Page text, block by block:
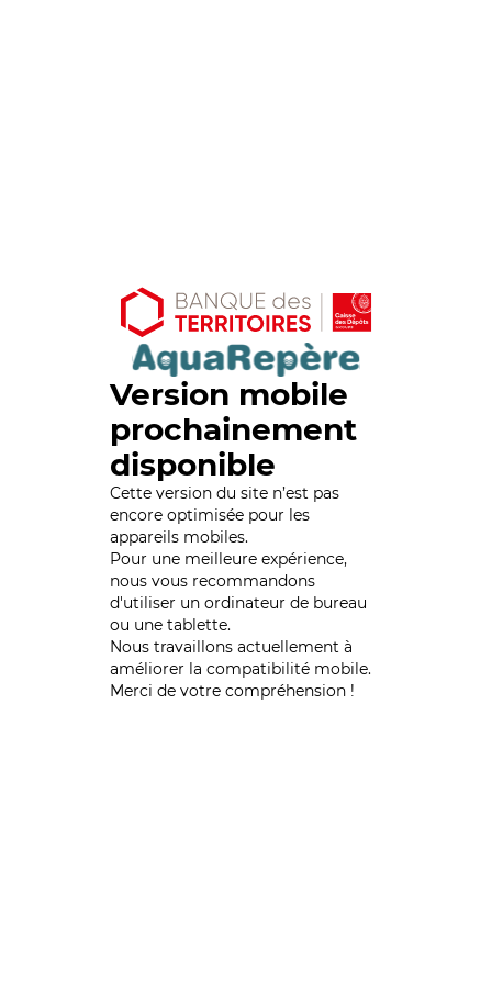
Version mobile
prochainement
disponible
Cette version du site n’est pas
encore optimisée pour les
appareils mobiles.
Pour une meilleure expérience,
nous vous recommandons
d'utiliser un ordinateur de bureau
ou une tablette.
Nous travaillons actuellement à
améliorer la compatibilité mobile.
Merci de votre compréhension !